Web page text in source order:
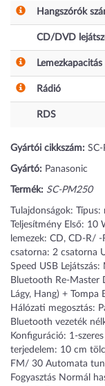
Hangszórók
CD/DVD
Lemezkapacitás
Rádió
RDS
Gyártói cikkszám:
Gyártó: Panasonic
Termék: SC-PM250
Tulajdonságok:
Teljesítmény Első:
lemezek: CD, CD-R/
csatorna: 2 csatorna
Speed USB
Bluetooth Re-Master
Lágy, Hang) +
Hálózati megosztás:
Bluetooth vezeték
Konfiguráció: 1-
terjedelem: 10 cm
FM/ 30 Automata
Fogyasztás Normál